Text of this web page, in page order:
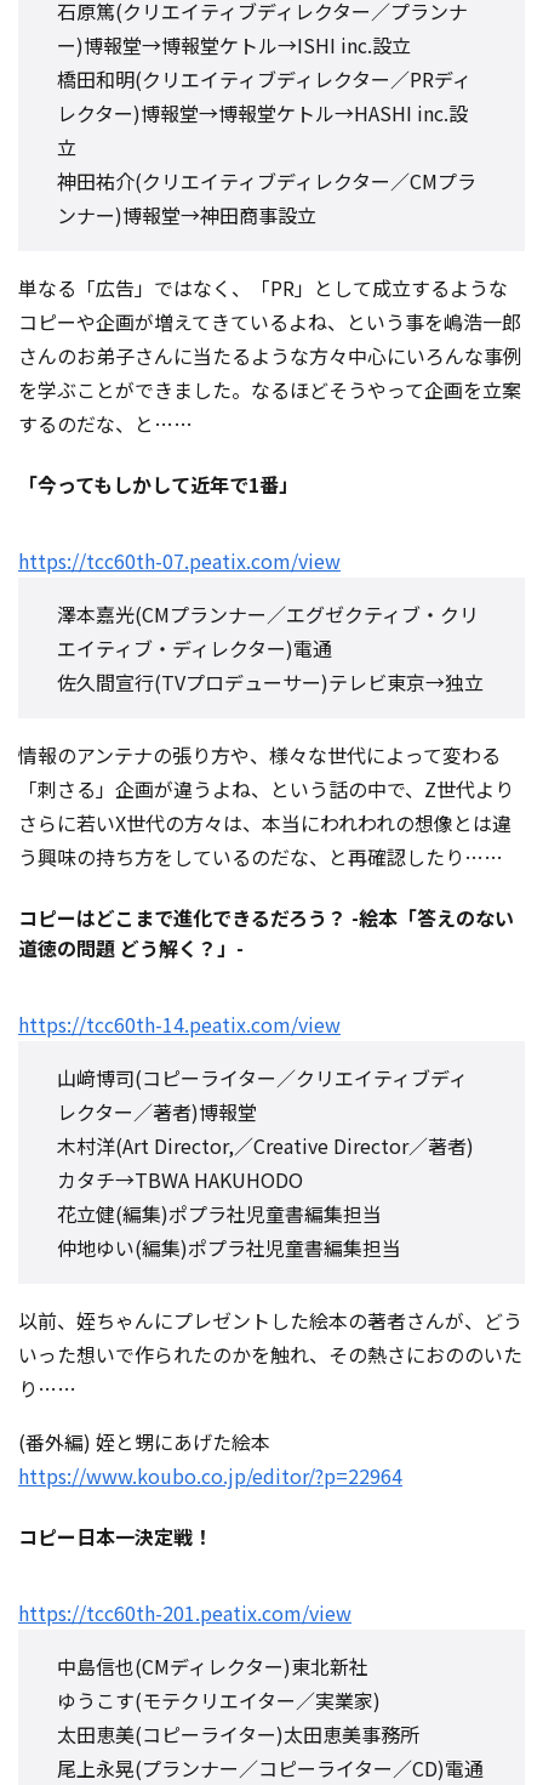
石原篤(クリエイティブディレクター／プランナ
ー)博報堂→博報堂ケトル→ISHI inc.設立
橋田和明(クリエイティブディレクター／PRディ
レクター)博報堂→博報堂ケトル→HASHI inc.設
立
神田祐介(クリエイティブディレクター／CMプラ
ンナー)博報堂→神田商事設立
単なる「広告」ではなく、「PR」として成立するような
コピーや企画が増えてきているよね、という事を嶋浩一郎
さんのお弟子さんに当たるような方々中心にいろんな事例
を学ぶことができました。なるほどそうやって企画を立案
するのだな、と……
「今ってもしかして近年で1番」
https://tcc60th-07.peatix.com/view
澤本嘉光(CMプランナー／エグゼクティブ・クリ
エイティブ・ディレクター)電通
佐久間宣行(TVプロデューサー)テレビ東京→独立
情報のアンテナの張り方や、様々な世代によって変わる
「刺さる」企画が違うよね、という話の中で、Z世代より
さらに若いX世代の方々は、本当にわれわれの想像とは違
う興味の持ち方をしているのだな、と再確認したり……
コピーはどこまで進化できるだろう？ -絵本「答えのない
道徳の問題 どう解く？」-
https://tcc60th-14.peatix.com/view
山﨑博司(コピーライター／クリエイティブディ
レクター／著者)博報堂
木村洋(Art Director,／Creative Director／著者)
カタチ→TBWA HAKUHODO
花立健(編集)ポプラ社児童書編集担当
仲地ゆい(編集)ポプラ社児童書編集担当
以前、姪ちゃんにプレゼントした絵本の著者さんが、どう
いった想いで作られたのかを触れ、その熱さにおののいた
り……
(番外編) 姪と甥にあげた絵本
https://www.koubo.co.jp/editor/?p=22964
コピー日本一決定戦！
https://tcc60th-201.peatix.com/view
中島信也(CMディレクター)東北新社
ゆうこす(モテクリエイター／実業家)
太田恵美(コピーライター)太田恵美事務所
尾上永晃(プランナー／コピーライター／CD)電通